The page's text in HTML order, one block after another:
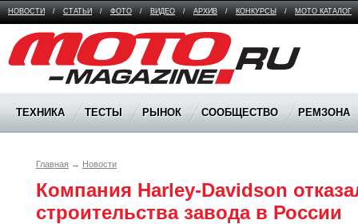
НОВОСТИ / СТАТЬИ / ФОТО / ВИДЕО / АРХИВ / КОНКУРСЫ / МОТО КАТАЛОГ
Moto Magazine
ТЕХНИКА ТЕСТЫ РЫНОК СООБЩЕСТВО РЕМЗОНА
Главная → Новости
Компания Harley-Davidson
строительства завода в России